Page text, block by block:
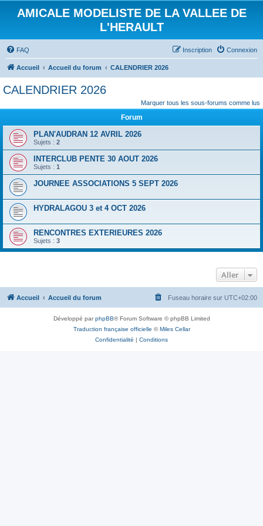
AMICALE MODELISTE DE LA VALLEE DE
L'HERAULT
FAQ Connexion
Inscription
Accueil Accueil du forum CALENDRIER 2026
CALENDRIER 2026
Marquer tous les sous-forums comme lus
Forum
PLAN'AUDRAN 12 AVRIL 2026
Sujets : 2
INTERCLUB PENTE 30 AOUT 2026
Sujets : 1
JOURNEE ASSOCIATIONS 5 SEPT 2026
HYDRALAGOU 3 et 4 OCT 2026
RENCONTRES EXTERIEURES 2026
Sujets : 3
Aller
Accueil Accueil du forum Fuseau horaire sur UTC+02:00
Développé parphpBB® Forum Software © phpBB Limited
Traduction française officielle ©Miles Cellar
Confidentialité | Conditions